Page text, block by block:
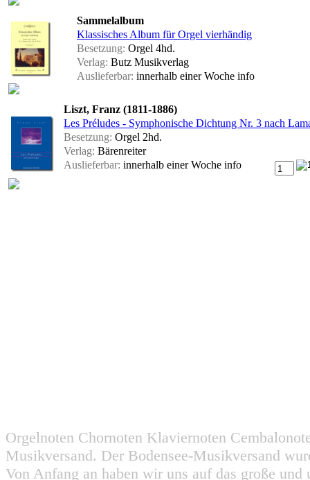
Sammelalbum
Klassisches Album für Orgel vierhändig
Besetzung: Orgel 4hd.
Verlag: Butz Musikverlag
Auslieferbar: innerhalb einer Woche info
Liszt, Franz (1811-1886)
Les Préludes - Symphonische Dichtung Nr. 3 nach
Besetzung: Orgel 2hd.
Verlag: Bärenreiter
Auslieferbar: innerhalb einer Woche info
Orgelnoten Chornoten Klaviernoten
Musikversand. Der Bodensee-Musikversand
Von Anfang an haben wir uns auf das große